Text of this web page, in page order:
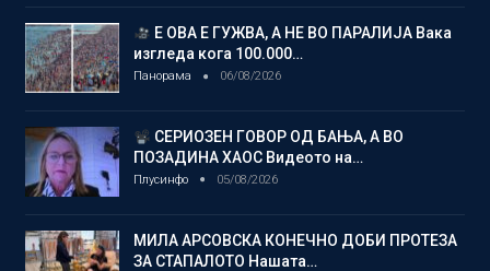
Е ОВА Е ГУЖВА, А НЕ ВО ПАРАЛИЈА Вака
изгледа кога 100.000…
Панорама 06/08/2026
СЕРИОЗЕН ГОВОР ОД БАЊА, А ВО
ПОЗАДИНА ХАОС Видеото на…
Плусинфо 05/08/2026
МИЛА АРСОВСКА КОНЕЧНО ДОБИ ПРОТЕЗА
ЗА СТАПАЛОТО Нашата…